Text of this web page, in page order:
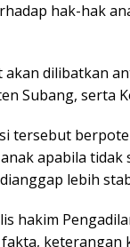
hak-hak
dilibatkan
Subang, serta
tersebut
apabila tidak
lebih
hakim
keterangan